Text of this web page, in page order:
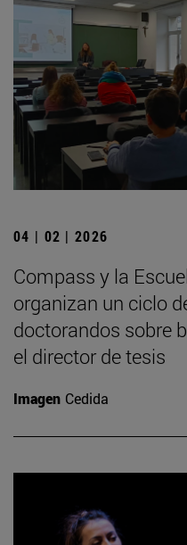
04 | 02 | 2026
Compass y la
organizan un ciclo
doctorandos sobre
el director de tesis
Imagen Cedida